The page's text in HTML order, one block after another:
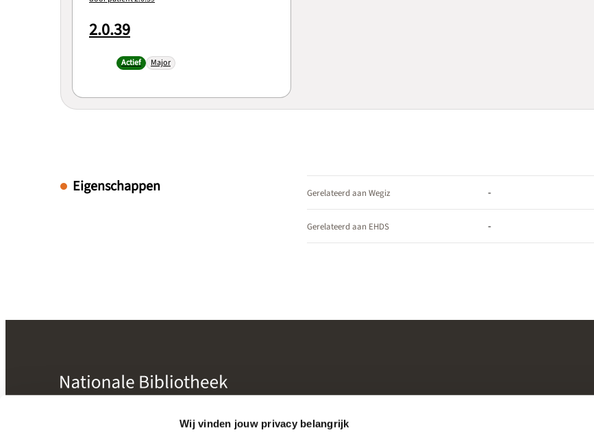
Wij vinden jouw privacy belangrijk
2.0.39
Actief Major
Eigenschappen Gerelateerd aan Wegiz -
Gerelateerd aan EHDS -